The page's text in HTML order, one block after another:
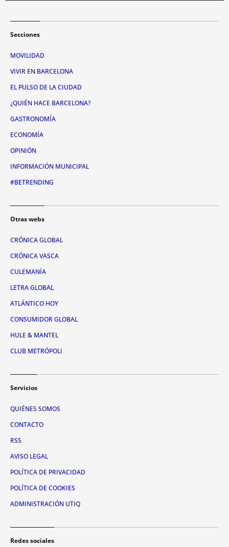
Secciones
MOVILIDAD
VIVIR EN BARCELONA
EL PULSO DE LA CIUDAD
¿QUIÉN HACE BARCELONA?
GASTRONOMÍA
ECONOMÍA
OPINIÓN
INFORMACIÓN MUNICIPAL
#BETRENDING
Otras webs
CRÓNICA GLOBAL
CRÓNICA VASCA
CULEMANÍA
LETRA GLOBAL
ATLÁNTICO HOY
CONSUMIDOR GLOBAL
HULE & MANTEL
CLUB METRÓPOLI
Servicios
QUIÉNES SOMOS
CONTACTO
RSS
AVISO LEGAL
POLÍTICA DE PRIVACIDAD
POLÍTICA DE COOKIES
ADMINISTRACIÓN UTIQ
Redes sociales